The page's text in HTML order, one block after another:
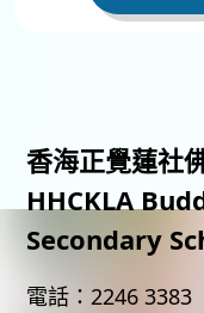
香海正覺蓮社
HHCKLA
Secondary
電話： 2246 3383